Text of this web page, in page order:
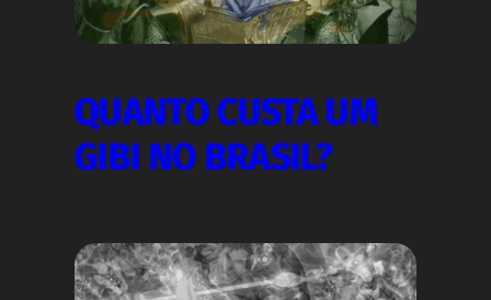
QUANTO CUSTA UM
GIBI NO BRASIL?